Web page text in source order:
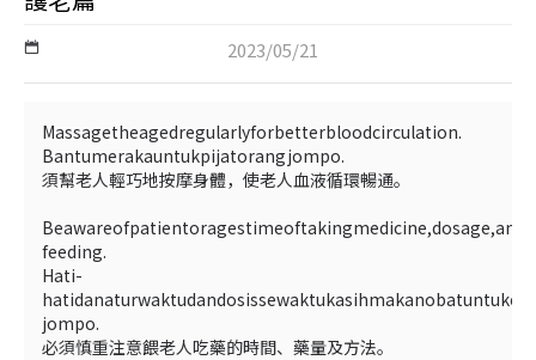
2023/05/21
Massagetheagedregularlyforbetterbloodcirculation.
Bantumerakauntukpijatorangjompo.
須幫老人輕巧地按摩身體，使老人血液循環暢通。
feeding.
Hati-
jompo.
必須慎重注意餵老人吃藥的時間、藥量及方法。